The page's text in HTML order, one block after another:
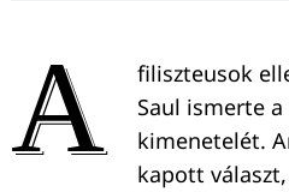
A
filiszteusok
Saul ismerte
kimenetelét.
kapott